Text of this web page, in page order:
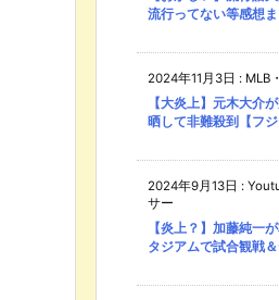
流行ってない等感想
2024年11月3日 : MLB
【大炎上】元木大介
晒して非難殺到【フジ
2024年9月13日 :
サー
【炎上？】加藤純一
タジアムで試合観戦